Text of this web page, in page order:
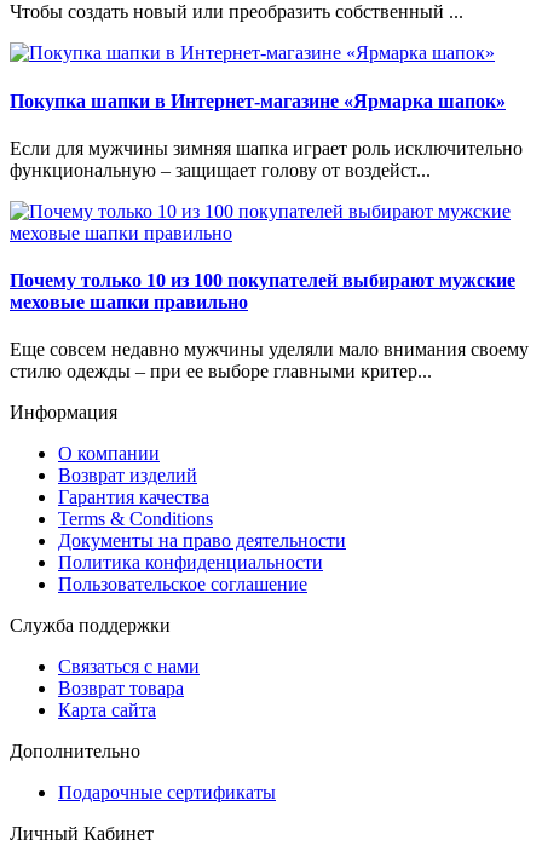
Чтобы создать новый или преобразить собственный ...
Покупка шапки в Интернет-магазине «Ярмарка шапок»
Если для мужчины зимняя шапка играет роль исключительно
функциональную – защищает голову от воздейст...
Почему только 10 из 100 покупателей выбирают мужские
меховые шапки правильно
Еще совсем недавно мужчины уделяли мало внимания своему
стилю одежды – при ее выборе главными критер...
Информация
О компании
Возврат изделий
Гарантия качества
Terms & Conditions
Документы на право деятельности
Политика конфиденциальности
Пользовательское соглашение
Служба поддержки
Связаться с нами
Возврат товара
Карта сайта
Дополнительно
Подарочные сертификаты
Личный Кабинет